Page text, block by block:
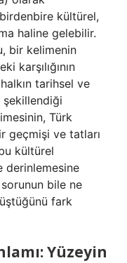
kültürel,
haline gelebilir.
bir kelimenin
karşılığının
tarihsel ve
şekillendiği
Türk
geçmişi ve tatları
kültürel
derinlemesine
bile ne
fark
Yüzeyin